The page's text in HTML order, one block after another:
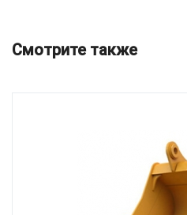
Смотрите также